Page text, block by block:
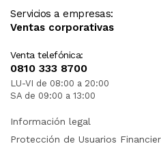
Servicios a empresas:
Ventas corporativas
Venta telefónica:
0810 333 8700
LU-VI de 08:00 a 20:00
SA de 09:00 a 13:00
Información legal
Protección de Usuarios